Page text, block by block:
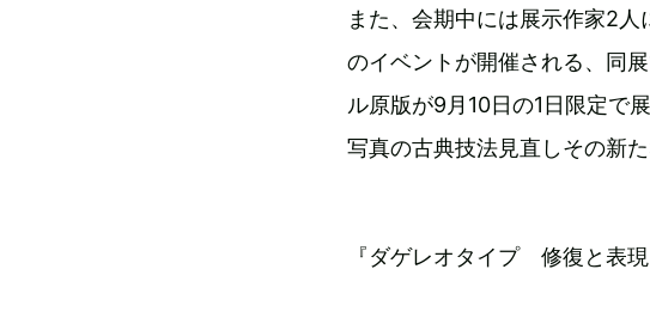
また、会期中には展示作家2
のイベントが開催される、同
ル原版が9月10日の1日限定で
写真の古典技法見直しその新
『ダゲレオタイプ 修復と表